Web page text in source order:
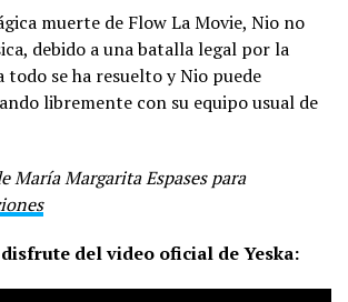
muerte de Flow La Movie, Nio no
debido a una batalla legal por la
todo se ha resuelto y Nio puede
libremente con su equipo usual de
María Margarita Espases para
del video oficial de Yeska: